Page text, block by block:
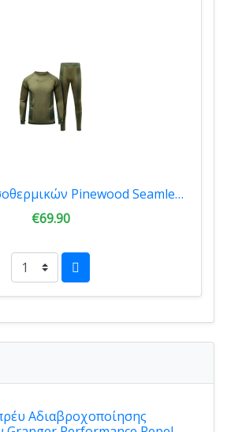
Ανδρικό Σετ Ισοθερμικών Pinewood Seamless Function Base Layse OliveGreen 5608-770
€69.90
Αδιαβροχοποίησης